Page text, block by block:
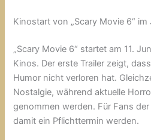
Kinostart von „Scary Movie 6“ im
„Scary Movie 6“ startet am 11.
Kinos. Der erste Trailer zeigt,
Humor nicht verloren hat.
Nostalgie, während aktuelle
genommen werden. Für Fans
damit ein Pflichttermin werden.